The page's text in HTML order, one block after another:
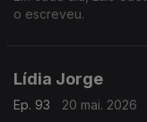
o escreveu.
Lídia Jorge
Ep. 93
20 mai. 2026